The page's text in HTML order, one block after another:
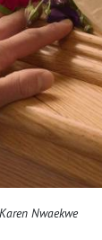
Nwaekwe